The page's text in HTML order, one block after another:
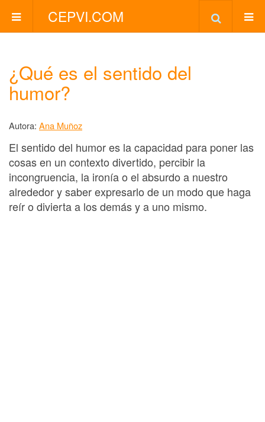
CEPVI.COM
¿Qué es el sentido del
humor?
Autora: Ana Muñoz
El sentido del humor es la capacidad para poner las
cosas en un contexto divertido, percibir la
incongruencia, la ironía o el absurdo a nuestro
alrededor y saber expresarlo de un modo que haga
reír o divierta a los demás y a uno mismo.